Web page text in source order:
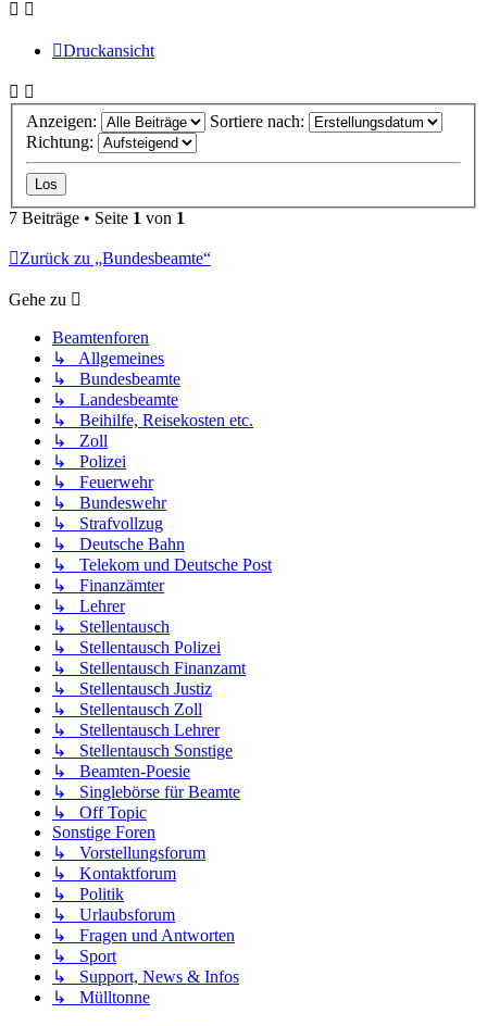
Druckansicht
Anzeigen:
Sortiere nach:
Richtung:
7 Beiträge • Seite 1 von 1
Zurück zu „Bundesbeamte“
Gehe zu
Beamtenforen
↳ Allgemeines
↳ Bundesbeamte
↳ Landesbeamte
↳ Beihilfe, Reisekosten etc.
↳ Zoll
↳ Polizei
↳ Feuerwehr
↳ Bundeswehr
↳ Strafvollzug
↳ Deutsche Bahn
↳ Telekom und Deutsche Post
↳ Finanzämter
↳ Lehrer
↳ Stellentausch
↳ Stellentausch Polizei
↳ Stellentausch Finanzamt
↳ Stellentausch Justiz
↳ Stellentausch Zoll
↳ Stellentausch Lehrer
↳ Stellentausch Sonstige
↳ Beamten-Poesie
↳ Singlebörse für Beamte
↳ Off Topic
Sonstige Foren
↳ Vorstellungsforum
↳ Kontaktforum
↳ Politik
↳ Urlaubsforum
↳ Fragen und Antworten
↳ Sport
↳ Support, News & Infos
↳ Mülltonne